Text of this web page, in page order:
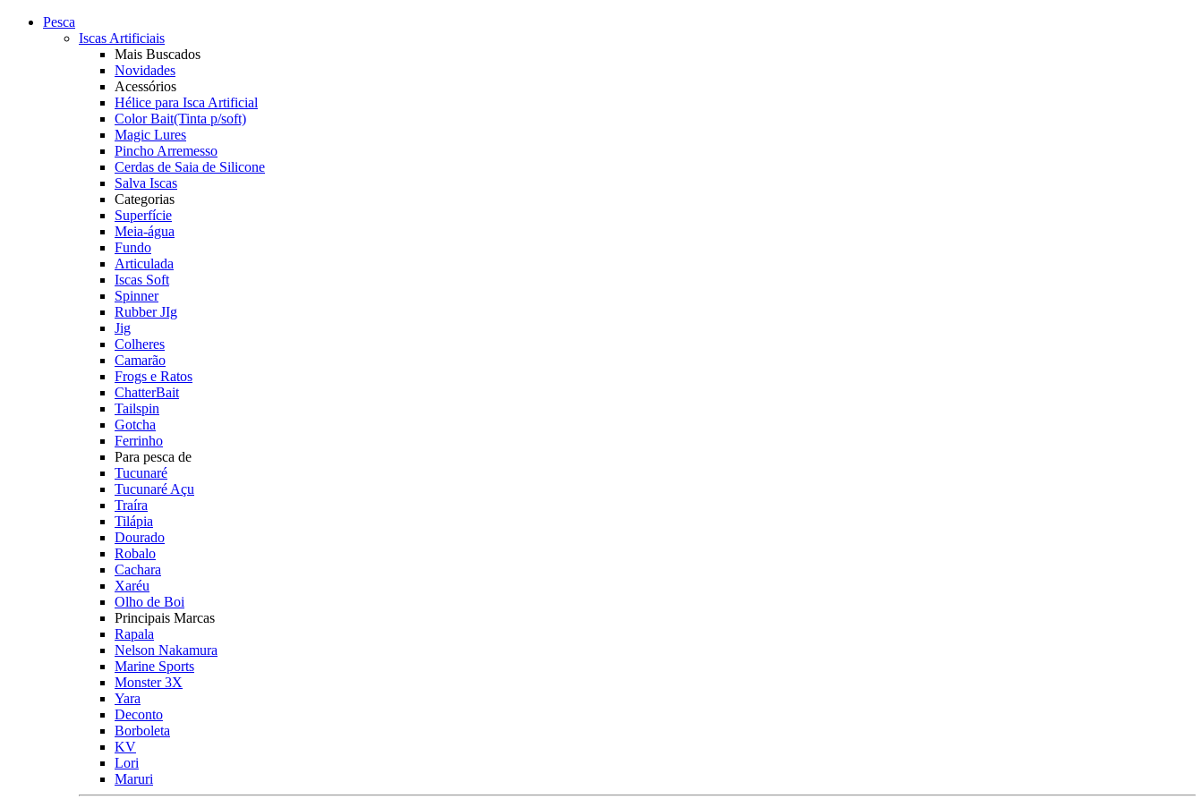
Pesca
Iscas Artificiais
Mais Buscados
Novidades
Acessórios
Hélice para Isca Artificial
Color Bait(Tinta p/soft)
Magic Lures
Pincho Arremesso
Cerdas de Saia de Silicone
Salva Iscas
Categorias
Superfície
Meia-água
Fundo
Articulada
Iscas Soft
Spinner
Rubber JIg
Jig
Colheres
Camarão
Frogs e Ratos
ChatterBait
Tailspin
Gotcha
Ferrinho
Para pesca de
Tucunaré
Tucunaré Açu
Traíra
Tilápia
Dourado
Robalo
Cachara
Xaréu
Olho de Boi
Principais Marcas
Rapala
Nelson Nakamura
Marine Sports
Monster 3X
Yara
Deconto
Borboleta
KV
Lori
Maruri